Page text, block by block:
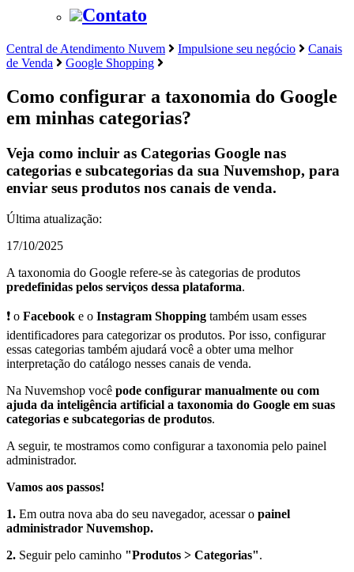
Contato
Central de Atendimento Nuvem Impulsione seu negócio
Canais
de Venda
Google Shopping
Como configurar a taxonomia do Google
em minhas categorias?
Veja como incluir as Categorias Google nas
categorias e subcategorias da sua Nuvemshop, para
enviar seus produtos nos canais de venda.
Última atualização:
17/10/2025
A taxonomia do Google refere-se às categorias de produtos
predefinidas pelos serviços dessa plataforma.
❗ o Facebook e o Instagram Shopping também usam esses
identificadores para categorizar os produtos. Por isso, configurar
essas categorias também ajudará você a obter uma melhor
interpretação do catálogo nesses canais de venda.
Na Nuvemshop você pode configurar manualmente ou com
ajuda da inteligência artificial a taxonomia do Google em suas
categorias e subcategorias de produtos.
A seguir, te mostramos como configurar a taxonomia pelo painel
administrador.
Vamos aos passos!
1. Em outra nova aba do seu navegador, acessar o painel
administrador Nuvemshop.
2. Seguir pelo caminho "Produtos > Categorias".